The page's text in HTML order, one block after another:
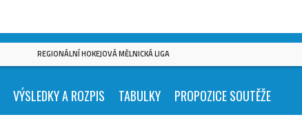
REGIONÁLNÍ HOKEJOVÁ MĚLNICKÁ LIGA
VÝSLEDKY A ROZPIS TABULKY PROPOZICE SOUTĚŽE